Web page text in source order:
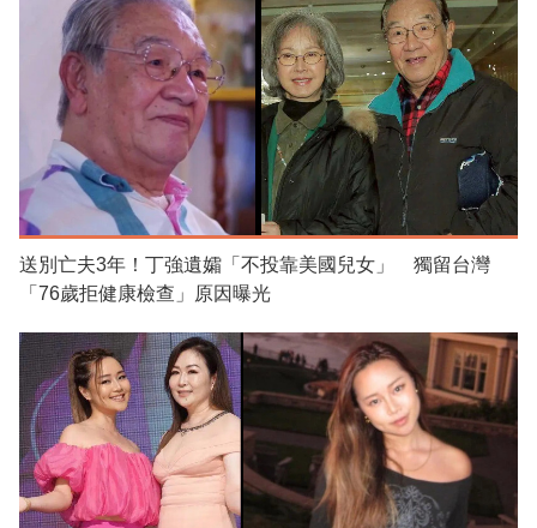
送別亡夫3年！丁強遺孀「不投靠美國兒女」 獨留台灣
「76歲拒健康檢查」原因曝光